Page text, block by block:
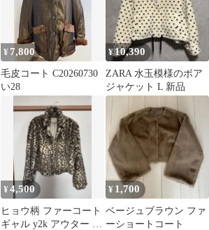
¥ 7,800
毛皮コート C20260730
い28
¥10,390
ZARA 水玉模様のボア
ジャケット L 新品
¥4,500
ヒョウ柄 ファーコート
ギャル y2k アウター レ
¥ 1,700
ベージュブラウン ファ
ーショートコート